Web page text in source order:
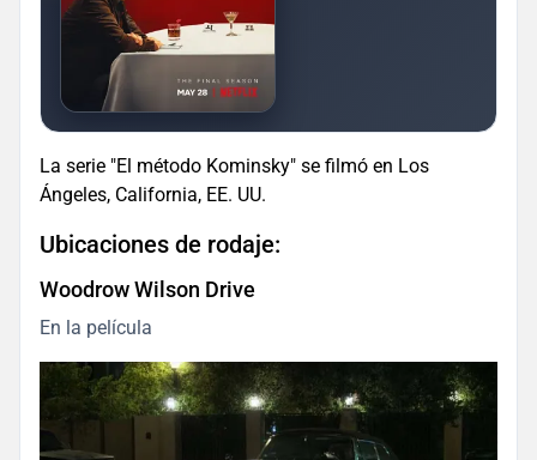
La serie "El método Kominsky" se filmó en Los
Ángeles, California, EE. UU.
Ubicaciones de rodaje:
Woodrow Wilson Drive
En la película